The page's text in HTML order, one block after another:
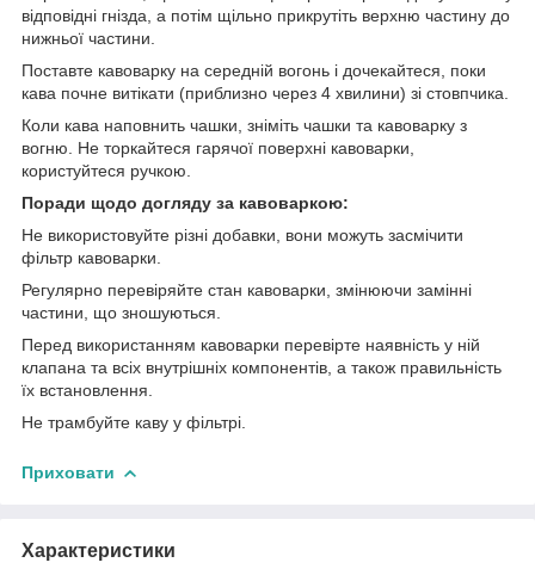
відповідні гнізда, а потім щільно прикрутіть верхню частину до
нижньої частини.
Поставте кавоварку на середній вогонь і дочекайтеся, поки
кава почне витікати (приблизно через 4 хвилини) зі стовпчика.
Коли кава наповнить чашки, зніміть чашки та кавоварку з
вогню. Не торкайтеся гарячої поверхні кавоварки,
користуйтеся ручкою.
Поради щодо догляду за кавоваркою:
Не використовуйте різні добавки, вони можуть засмічити
фільтр кавоварки.
Регулярно перевіряйте стан кавоварки, змінюючи замінні
частини, що зношуються.
Перед використанням кавоварки перевірте наявність у ній
клапана та всіх внутрішніх компонентів, а також правильність
їх встановлення.
Не трамбуйте каву у фільтрі.
Приховати
Характеристики